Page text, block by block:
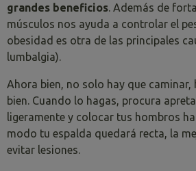
grandes beneficios . Además de
músculos nos ayuda a controlar el
obesidad es otra de las principales
lumbalgia).
Ahora bien, no solo hay que caminar,
bien. Cuando lo hagas, procura
ligeramente y colocar tus hombros
modo tu espalda quedará recta, la
evitar lesiones.